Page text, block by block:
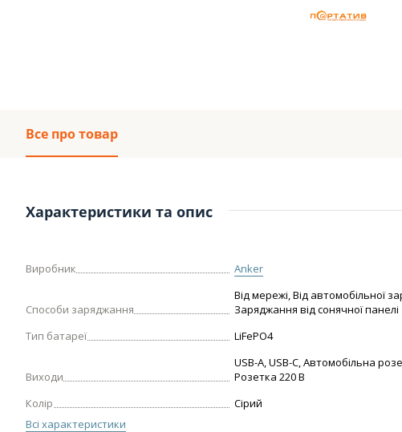
Все про товар
Характеристики та опис
Виробник Anker
Способи заряджання
Від мережі, Від автомобільної
Заряджання від сонячної панелі
Тип батареї
LiFePO4
Виходи
USB-A, USB-C, Автомобільна
Розетка 220 В
Колір
Сірий
Всі характеристики